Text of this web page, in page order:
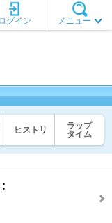
メニュー
ログイン
ヒストリ
ラップ
タイム
;